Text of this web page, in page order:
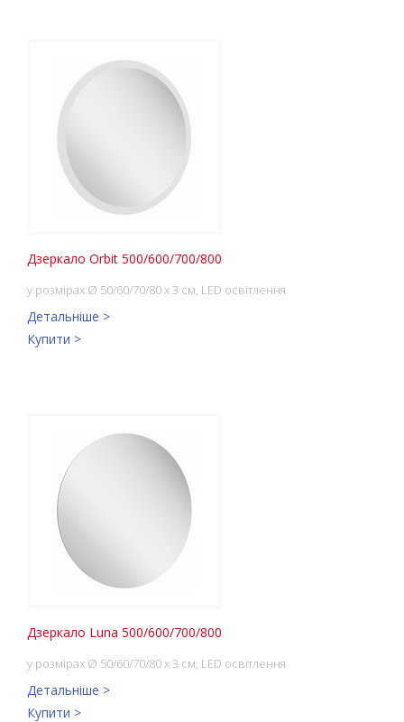
Дзеркало Orbit 500/600/700/800
у розмірах Ø 50/60/70/80 x 3 см, LED освітлення
Детальніше >
Купити >
Дзеркало Luna 500/600/700/800
у розмірах Ø 50/60/70/80 x 3 см, LED освітлення
Детальніше >
Купити >